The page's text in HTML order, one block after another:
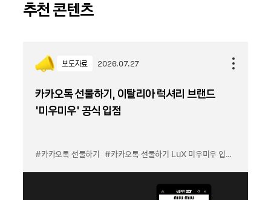
추천 콘텐츠
보도자료 2026.07.27
카카오톡 선물하기, 이탈리아 럭셔리 브랜드
'미우미우' 공식 입점
#카카오톡 선물하기 #카카오톡 선물하기 LuX 미우미우 입점